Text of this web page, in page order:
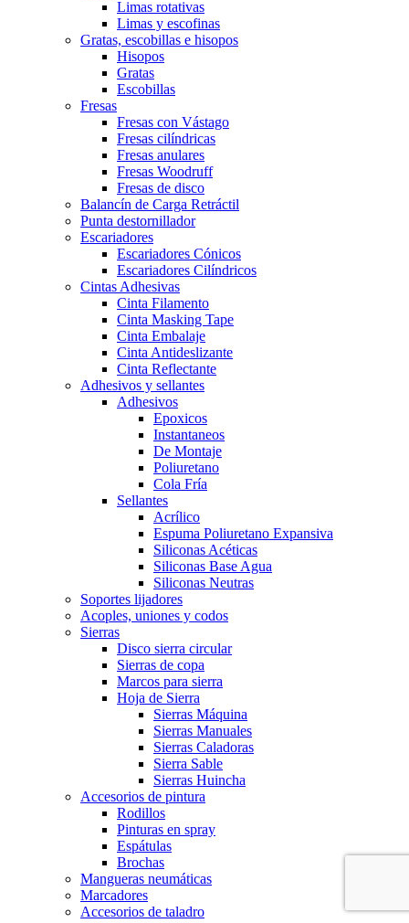
Limas rotativas
Limas y escofinas
Gratas, escobillas e hisopos
Hisopos
Gratas
Escobillas
Fresas
Fresas con Vástago
Fresas cilíndricas
Fresas anulares
Fresas Woodruff
Fresas de disco
Balancín de Carga Retráctil
Punta destornillador
Escariadores
Escariadores Cónicos
Escariadores Cilíndricos
Cintas Adhesivas
Cinta Filamento
Cinta Masking Tape
Cinta Embalaje
Cinta Antideslizante
Cinta Reflectante
Adhesivos y sellantes
Adhesivos
Epoxicos
Instantaneos
De Montaje
Poliuretano
Cola Fría
Sellantes
Acrílico
Espuma Poliuretano Expansiva
Siliconas Acéticas
Siliconas Base Agua
Siliconas Neutras
Soportes lijadores
Acoples, uniones y codos
Sierras
Disco sierra circular
Sierras de copa
Marcos para sierra
Hoja de Sierra
Sierras Máquina
Sierras Manuales
Sierras Caladoras
Sierra Sable
Sierras Huincha
Accesorios de pintura
Rodillos
Pinturas en spray
Espátulas
Brochas
Mangueras neumáticas
Marcadores
Accesorios de taladro